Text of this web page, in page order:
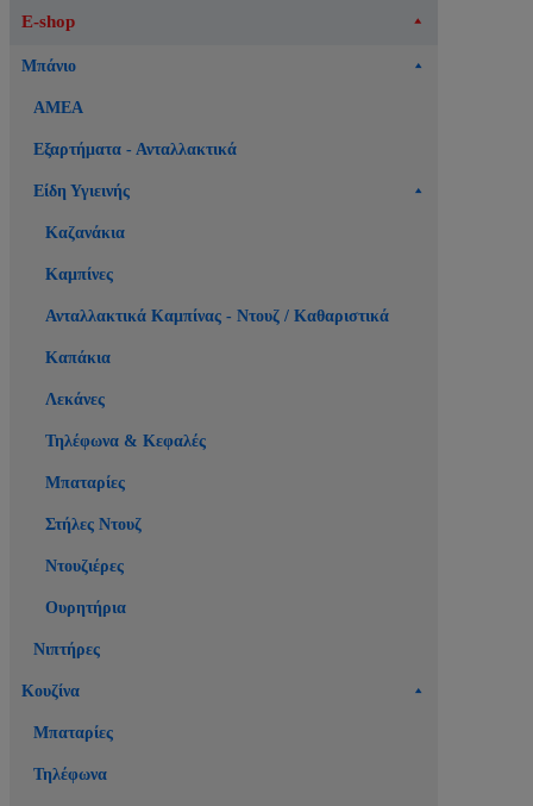
E-shop
Μπάνιο
ΑΜΕΑ
Εξαρτήματα - Ανταλλακτικά
Είδη Υγιεινής
Καζανάκια
Καμπίνες
Ανταλλακτικά Καμπίνας - Ντουζ / Καθαριστικά
Καπάκια
Λεκάνες
Τηλέφωνα & Κεφαλές
Μπαταρίες
Στήλες Ντουζ
Ντουζιέρες
Ουρητήρια
Νιπτήρες
Κουζίνα
Μπαταρίες
Τηλέφωνα